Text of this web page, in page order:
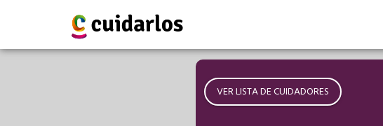
VER LISTA DE CUIDADORES